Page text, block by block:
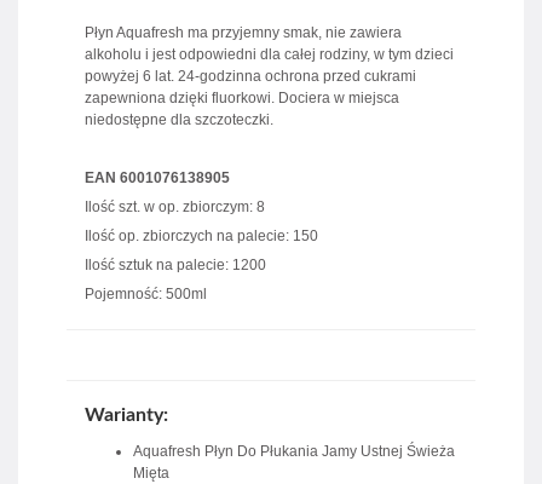
Płyn Aquafresh ma przyjemny smak, nie zawiera
alkoholu i jest odpowiedni dla całej rodziny, w tym dzieci
powyżej 6 lat. 24-godzinna ochrona przed cukrami
zapewniona dzięki fluorkowi. Dociera w miejsca
niedostępne dla szczoteczki.
EAN 6001076138905
Ilość szt. w op. zbiorczym: 8
Ilość op. zbiorczych na palecie: 150
Ilość sztuk na palecie: 1200
Pojemność: 500ml
Warianty:
Aquafresh Płyn Do Płukania Jamy Ustnej Świeża
Mięta